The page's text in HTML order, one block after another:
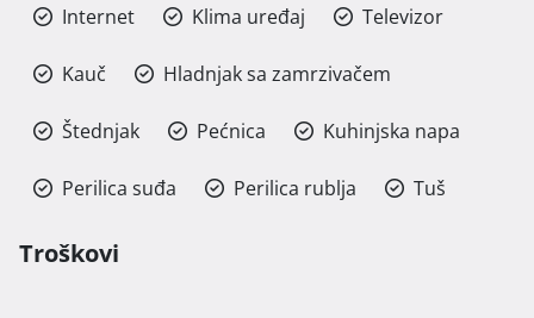
Internet Klima uređaj Televizor
Kauč Hladnjak sa zamrzivačem
Štednjak Pećnica Kuhinjska napa
Perilica suđa Perilica rublja Tuš
Troškovi